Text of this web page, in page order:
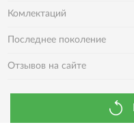
Комлектаций
Последнее поколение
Отзывов на сайте